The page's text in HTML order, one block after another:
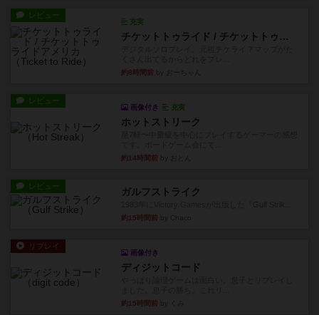
レビュー
充実
チケットトゥライド / チケットトゥライドアメリカ
約8時間前
レビュー
画像付き 充実
ホットストリーク
約14時間前
レビュー ガルフストライク
約15時間前
リプレイ
画像付き
ディジットコード
約15時間前